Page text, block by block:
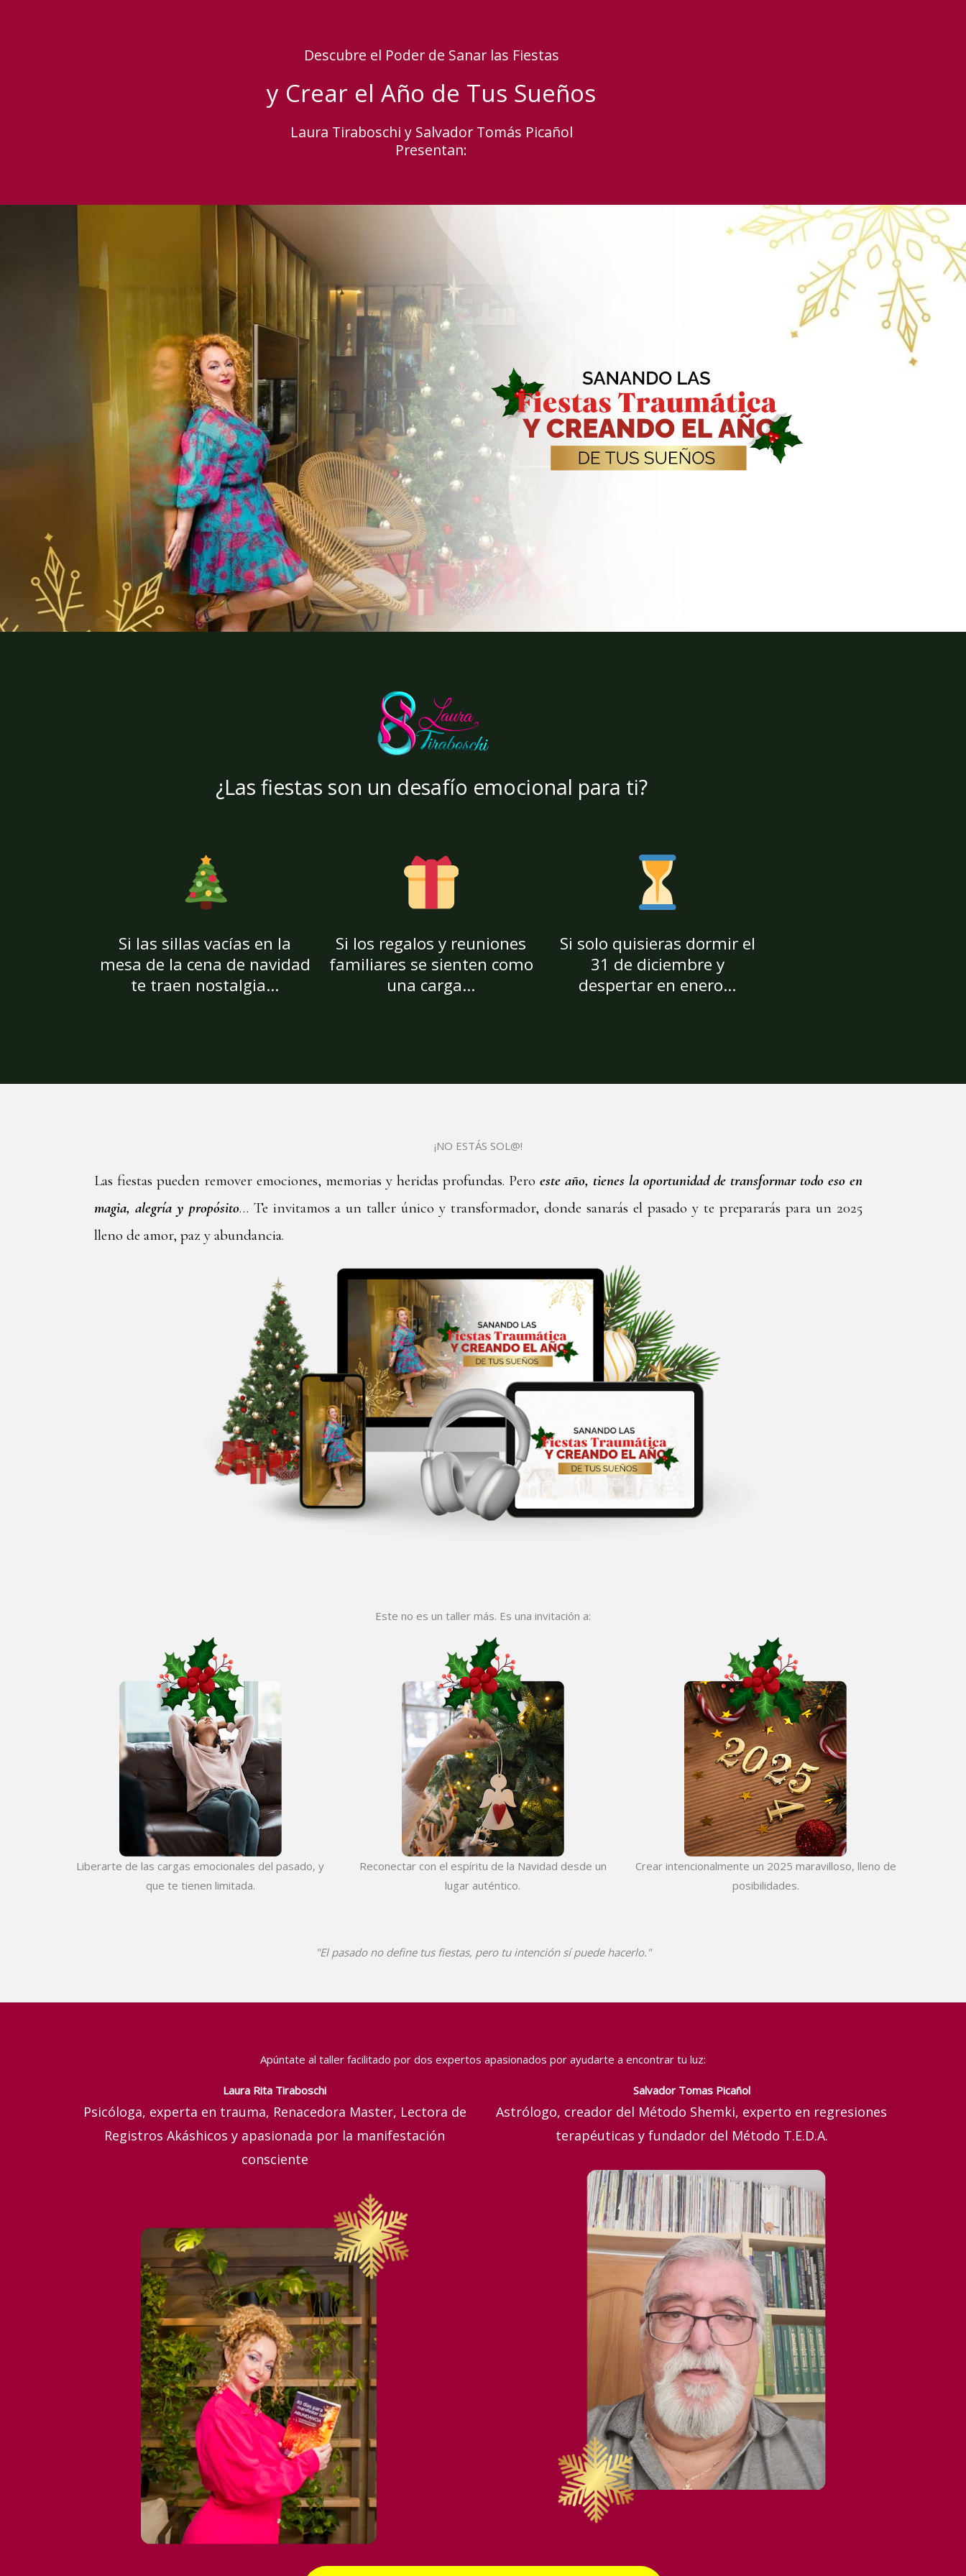
Descubre el Poder de Sanar las Fiestas
y Crear el Año de Tus Sueños
Laura Tiraboschi y Salvador Tomás Picañol
Presentan:
¿Las fiestas son un desafío emocional para ti?
Si las sillas vacías en la
mesa de la cena de navidad
te traen nostalgia...
Si los regalos y reuniones
familiares se sienten como
una carga...
Si solo quisieras dormir el
31 de diciembre y
despertar en enero...
¡NO ESTÁS SOL@!
Las fiestas pueden remover emociones, memorias y heridas profundas. Pero este año, tienes la oportunidad de transformar todo eso en
magia, alegría y propósito… Te invitamos a un taller único y transformador, donde sanarás el pasado y te prepararás para un 2025
lleno de amor, paz y abundancia.
Liberarte de las cargas emocionales del pasado, y
que te tienen limitada.
Reconectar con el espíritu de la Navidad desde un
lugar auténtico.
Crear intencionalmente un 2025 maravilloso, lleno de
posibilidades.
"El pasado no define tus fiestas, pero tu intención sí puede hacerlo."
Este no es un taller más. Es una invitación a:
Apúntate al taller facilitado por dos expertos apasionados por ayudarte a encontrar tu luz:
Laura Rita Tiraboschi
Psicóloga, experta en trauma, Renacedora Master, Lectora de
Registros Akáshicos y apasionada por la manifestación
consciente
Salvador Tomas Picañol
Astrólogo, creador del Método Shemki, experto en regresiones
terapéuticas y fundador del Método T.E.D.A.